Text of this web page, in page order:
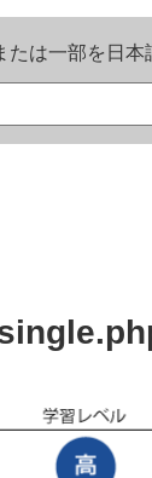
は一部を日本